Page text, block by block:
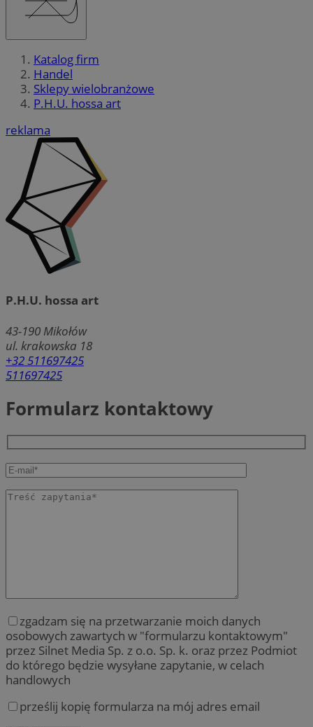
Katalog firm
Handel
Sklepy wielobranżowe
P.H.U. hossa art
reklama
P.H.U. hossa art
43-190 Mikołów
ul. krakowska 18
+32 511697425
511697425
Formularz kontaktowy
zgadzam się na przetwarzanie moich danych
osobowych zawartych w "formularzu kontaktowym"
przez Silnet Media Sp. z o.o. Sp. k. oraz przez Podmiot
do którego będzie wysyłane zapytanie, w celach
handlowych
prześlij kopię formularza na mój adres email